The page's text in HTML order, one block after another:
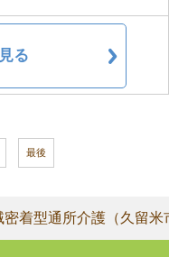
る
最後
密着型通所介護（久留米